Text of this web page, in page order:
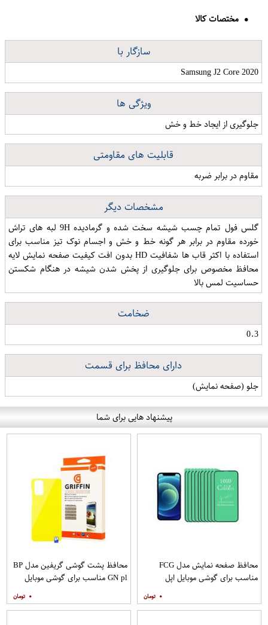
مختصات کالا
سازگار با
Samsung J2 Core 2020
ویژگی ها
جلوگیری از ایجاد خط و خش
قابلیت های مقاومتی
مقاوم در برابر ضربه
مشخصات دیگر
گلس فول تمام چسب شیشه سخت شده و گرمادیده 9H لبه های تراش
خورده مقاوم در برابر هر گونه خط و خش و اجسام نوک تیز مناسب برای
استفاده با اکثر قاب ها شفافیت HD بدون افت کیفیت صفحه نمایش لایه
محافظ مخصوص برای جلوگیری از پخش شدن شیشه در هنگام شکستن
حساسیت لمس بالا
ضخامت
0.3
دارای محافظ برای قسمت
جلو (صفحه نمایش)
پیشنهاد هایی برای شما
محافظ صفحه نمایش مدل FCG
مناسب برای گوشی موبایل اپل
۰
محافظ پشت گوشی گریفین مدل BP
GN pl مناسب برای گوشی موبایل
۰